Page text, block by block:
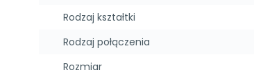
Rodzaj kształtki
Rodzaj połączenia
Rozmiar